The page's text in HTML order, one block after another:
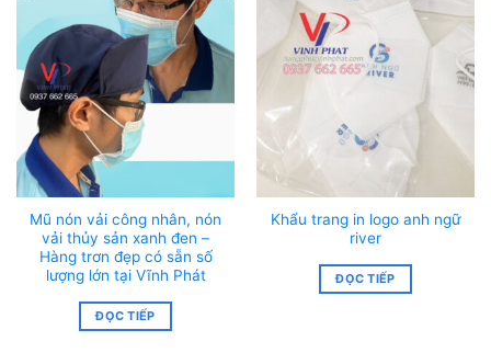
Mũ nón vải công nhân, nón
vải thủy sản xanh đen –
Hàng trơn đẹp có sẵn số
lượng lớn tại Vĩnh Phát
ĐỌC TIẾP
Khẩu trang in logo anh ngữ
river
ĐỌC TIẾP